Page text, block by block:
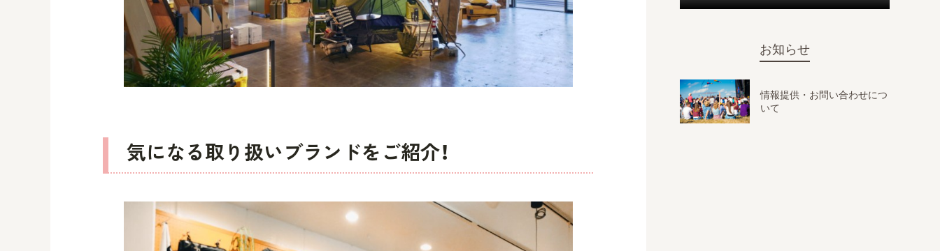
気になる取り扱いブランドをご紹介！
お知らせ
情報提供・お問い合わせにつ
いて